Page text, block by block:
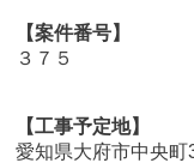
【案件番号】
３７５
【工事予定地】
愛知県大府市中央町